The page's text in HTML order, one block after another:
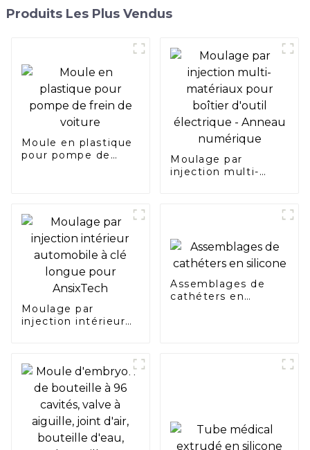
Produits Les Plus Vendus
Moule en plastique
pour pompe de
Moulage par
injection multi-
électrique - Anneau
Moulage par
injection intérieur
Assemblages de
cathéters en